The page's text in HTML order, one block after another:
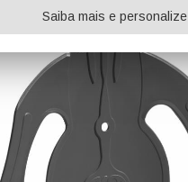
Saiba mais e personalize